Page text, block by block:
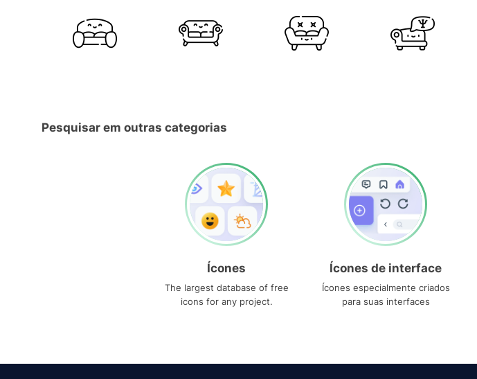
Pesquisar em outras categorias
Ícones
The largest database of free
icons for any project.
Ícones de interface
Ícones especialmente criados
para suas interfaces